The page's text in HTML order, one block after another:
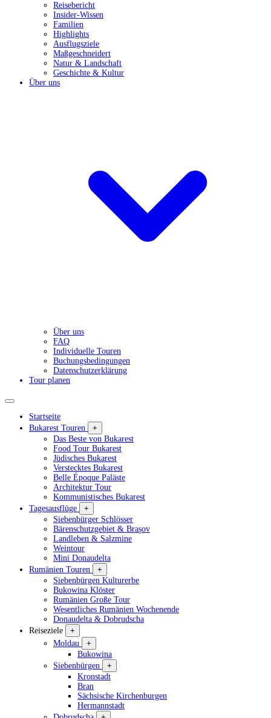
Reisebericht
Insider-Wissen
Familien
Highlights
Ausflugsziele
Maßgeschneidert
Natur & Landschaft
Geschichte & Kultur
Über uns
Über uns
FAQ
Individuelle Touren
Buchungsbedingungen
Datenschutzerklärung
Tour planen
Startseite
Bukarest Touren
+
Das Beste von Bukarest
Food Tour Bukarest
Jüdisches Bukarest
Verstecktes Bukarest
Belle Époque Paläste
Architektur Tour
Kommunistisches Bukarest
Tagesausflüge
+
Siebenbürger Schlösser
Bärenschutzgebiet & Brașov
Landleben & Salzmine
Weintour
Mini Donaudelta
Rumänien Touren
+
Siebenbürgen Kulturerbe
Bukowina Klöster
Rumänien Große Tour
Wesentliches Rumänien Wochenende
Donaudelta & Dobrudscha
Reiseziele
+
Moldau
+
Bukowina
Siebenbürgen
+
Kronstadt
Bran
Sächsische Kirchenburgen
Hermannstadt